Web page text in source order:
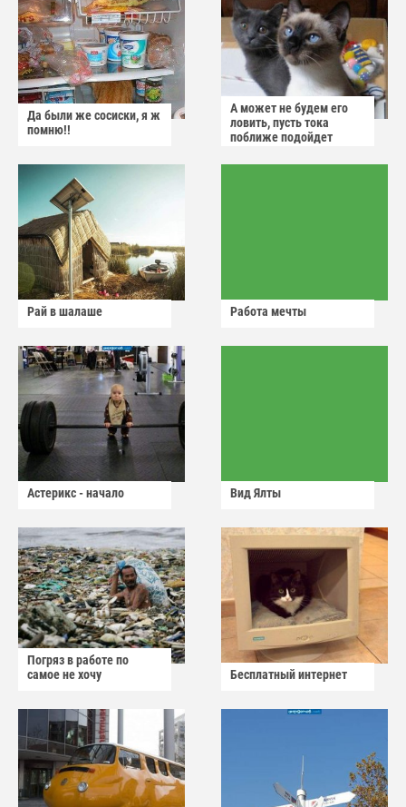
Да были же сосиски, я ж
помню!!
А может не будем его
ловить, пусть тока
поближе подойдет
Рай в шалаше Работа мечты
Астерикс - начало Вид Ялты
Погряз в работе по
самое не хочу
Бесплатный интернет